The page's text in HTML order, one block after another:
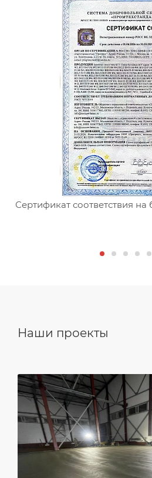
Сертификат соответствия на
Наши проекты